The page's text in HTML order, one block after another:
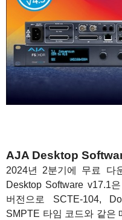
AJA Desktop
2024년 2분기에 무료 다
Desktop Software v17.1
버전으로 SCTE-104,
SMPTE 타임 코드와 같은